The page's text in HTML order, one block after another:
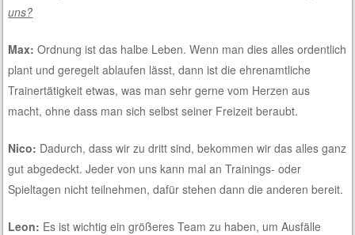
uns?
Max: Ordnung ist das halbe Leben. Wenn man dies alles ordentlich
plant und geregelt ablaufen lässt, dann ist die ehrenamtliche
Trainertätigkeit etwas, was man sehr gerne vom Herzen aus
macht, ohne dass man sich selbst seiner Freizeit beraubt.
Nico: Dadurch, dass wir zu dritt sind, bekommen wir das alles ganz
gut abgedeckt. Jeder von uns kann mal an Trainings- oder
Spieltagen nicht teilnehmen, dafür stehen dann die anderen bereit.
Leon: Es ist wichtig ein größeres Team zu haben, um Ausfälle